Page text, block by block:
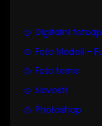
a Digitalni
Foto Modeli –
Foto teme
Novosti
Photoshop